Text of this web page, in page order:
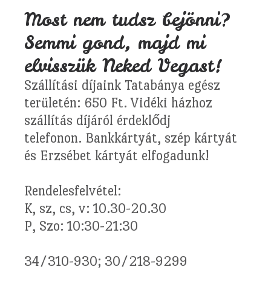
Most nem tudsz bejönni?
Semmi gond, majd mi
elvisszük Neked Vegast!
Szállítási díjaink Tatabánya egész
területén: 650 Ft. Vidéki házhoz
szállítás díjáról érdeklődj
telefonon. Bankkártyát, szép kártyát
és Erzsébet kártyát elfogadunk!
Rendelesfelvétel:
K, sz, cs, v: 10.30-20.30
P, Szo: 10:30-21:30
34/310-930; 30/218-9299